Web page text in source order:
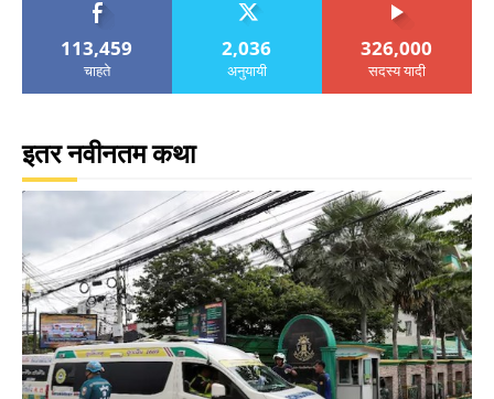
113,459
चाहते
2,036
अनुयायी
326,000
सदस्य यादी
इतर नवीनतम कथा